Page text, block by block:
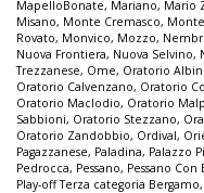
MapelloBonate, Mariano, Mario
Misano, Monte Cremasco,
Rovato, Monvico, Mozzo,
Nuova Frontiera, Nuova Selvino,
Trezzanese, Ome, Oratorio
Oratorio Calvenzano, Oratorio
Oratorio Maclodio, Oratorio
Sabbioni, Oratorio Stezzano,
Oratorio Zandobbio, Ordival,
Pagazzanese, Paladina, Palazzo
Pedrocca, Pessano, Pessano Con
Play-off Terza categoria Bergamo,